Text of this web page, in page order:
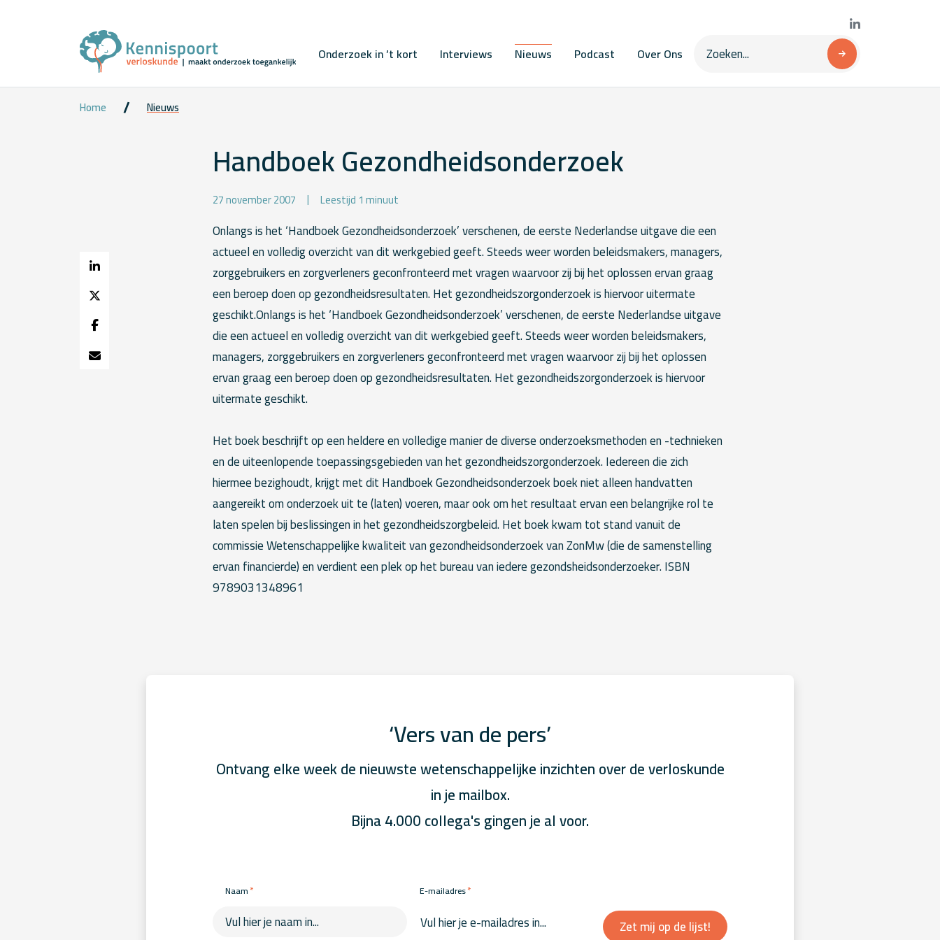
Onderzoek in ’t kort Interviews Nieuws Podcast Over Ons
Home Nieuws
Handboek Gezondheidsonderzoek
27 november 2007 Leestijd 1 minuut
Onlangs is het ‘Handboek Gezondheidsonderzoek’ verschenen, de eerste Nederlandse uitgave die een
actueel en volledig overzicht van dit werkgebied geeft. Steeds weer worden beleidsmakers, managers,
zorggebruikers en zorgverleners geconfronteerd met vragen waarvoor zij bij het oplossen ervan graag
een beroep doen op gezondheidsresultaten. Het gezondheidszorgonderzoek is hiervoor uitermate
geschikt.Onlangs is het ‘Handboek Gezondheidsonderzoek’ verschenen, de eerste Nederlandse uitgave
die een actueel en volledig overzicht van dit werkgebied geeft. Steeds weer worden beleidsmakers,
managers, zorggebruikers en zorgverleners geconfronteerd met vragen waarvoor zij bij het oplossen
ervan graag een beroep doen op gezondheidsresultaten. Het gezondheidszorgonderzoek is hiervoor
uitermate geschikt.
Het boek beschrijft op een heldere en volledige manier de diverse onderzoeksmethoden en -technieken
en de uiteenlopende toepassingsgebieden van het gezondheidszorgonderzoek. Iedereen die zich
hiermee bezighoudt, krijgt met dit Handboek Gezondheidsonderzoek boek niet alleen handvatten
aangereikt om onderzoek uit te (laten) voeren, maar ook om het resultaat ervan een belangrijke rol te
laten spelen bij beslissingen in het gezondheidszorgbeleid. Het boek kwam tot stand vanuit de
commissie Wetenschappelijke kwaliteit van gezondheidsonderzoek van ZonMw (die de samenstelling
ervan financierde) en verdient een plek op het bureau van iedere gezondsheidsonderzoeker. ISBN
9789031348961
‘Vers van de pers’
Ontvang elke week de nieuwste wetenschappelijke inzichten over de verloskunde
in je mailbox.
Bijna 4.000 collega's gingen je al voor.
Naam* E-mailadres*
Zet mij op de lijst!